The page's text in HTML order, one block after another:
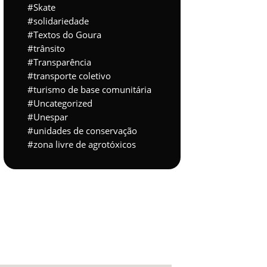
Skate
solidariedade
Textos do Goura
trânsito
Transparência
transporte coletivo
turismo de base comunitária
Uncategorized
Unespar
unidades de conservação
zona livre de agrotóxicos